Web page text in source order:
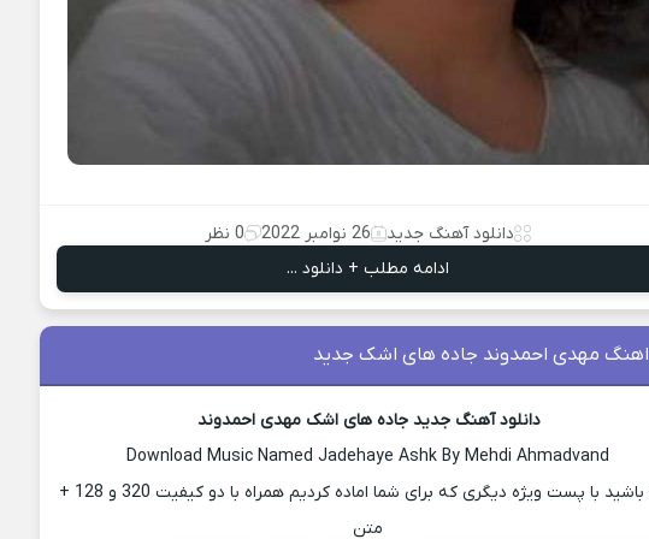
دانلود آهنگ جدید 26 نوامبر 2022
0 نظر
ادامه مطلب + دانلود ...
اهنگ مهدی احمدوند جاده های اشک جدید
دانلود آهنگ جدید جاده های اشک مهدی احمدوند
Download Music Named Jadehaye Ashk By Mehdi Ahmadvand
با ما باشید با پست ویژه دیگری که برای شما اماده کردیم همراه با دو کیفیت 320 و 128 +
متن